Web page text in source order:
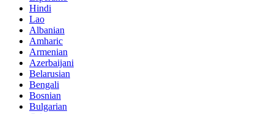
Hindi
Lao
Albanian
Amharic
Armenian
Azerbaijani
Belarusian
Bengali
Bosnian
Bulgarian